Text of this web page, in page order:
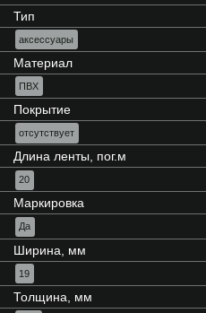
Тип
аксессуары
Материал
ПВХ
Покрытие
отсутствует
Длина ленты, пог.м
20
Маркировка
Да
Ширина, мм
19
Толщина, мм